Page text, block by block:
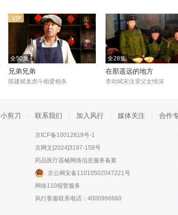
全50集
兄弟兄弟
陈建斌龙虎斗相爱相杀
全28集
在那遥远的地方
李幼斌宋汶霏父女情深
小剪刀 联系我们 加入风行 媒体关注 合作
京ICP备10012819号-1
京网文[2024]3197-158号
药品医疗器械网络信息服务备案
京公网安备11010502047221号
网络110报警服务
风行客服联系电话：4000966660